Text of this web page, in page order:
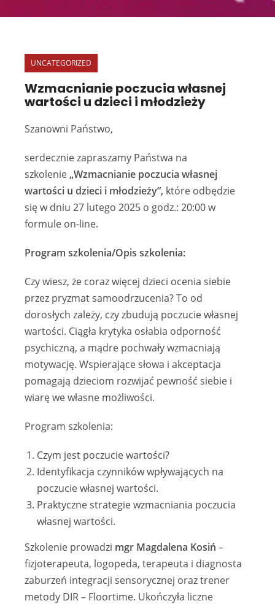
UNCATEGORIZED
Wzmacnianie poczucia własnej
wartości u dzieci i młodzieży
Szanowni Państwo,
serdecznie zapraszamy Państwa na
szkolenie„Wzmacnianie poczucia własnej
wartości u dzieci i młodzieży”, które odbędzie
się w dniu 27 lutego 2025 o godz.: 20:00 w
formule on-line.
Program szkolenia/Opis szkolenia:
Czy wiesz, że coraz więcej dzieci ocenia siebie
przez pryzmat samoodrzucenia? To od
dorosłych zależy, czy zbudują poczucie własnej
wartości. Ciągła krytyka osłabia odporność
psychiczną, a mądre pochwały wzmacniają
motywację. Wspierające słowa i akceptacja
pomagają dzieciom rozwijać pewność siebie i
wiarę we własne możliwości.
Program szkolenia:
Czym jest poczucie wartości?
Identyfikacja czynników wpływających na
poczucie własnej wartości.
Praktyczne strategie wzmacniania poczucia
własnej wartości.
Szkolenie prowadzi mgr Magdalena Kosiń –
fizjoterapeuta, logopeda, terapeuta i diagnosta
zaburzeń integracji sensorycznej oraz trener
metody DIR – Floortime. Ukończyła liczne